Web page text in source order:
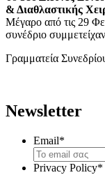
& Διαθλαστικής
Μέγαρο από τις 29
συνέδριο
Γραμματεία
Newsletter
Email*
Privacy Policy*